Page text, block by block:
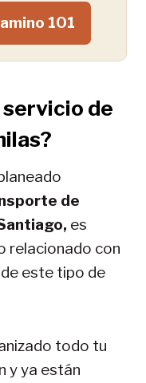
101
servicio de
de
es
relacionado con
este tipo de
todo tu
y ya están